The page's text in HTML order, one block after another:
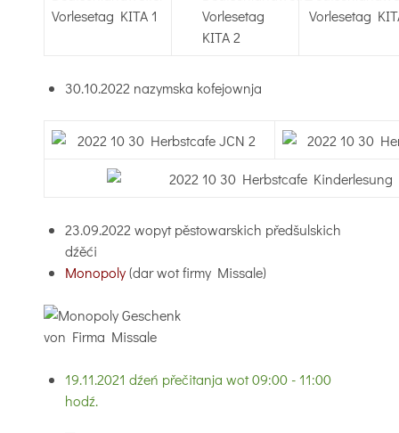
30.10.2022 nazymska kofejownja
23.09.2022 wopyt pěstowarskich předšulskich
dźěći
Monopoly(dar wot firmy Missale)
19.11.2021 dźeń přečitanja wot 09:00 - 11:00
hodź.